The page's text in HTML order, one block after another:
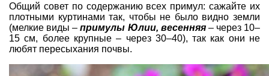
Общий совет по содержанию всех примул: сажайте их
плотными куртинами так, чтобы не было видно земли
(мелкие виды –примулы Юлии, весенняя – через 10–
15 см, более крупные – через 30–40), так как они не
любят пересыхания почвы.